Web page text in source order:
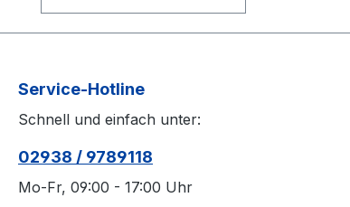
environment. Start small
and expand as needed
continuous, automatic
calibration. 3D accuracy
a 30'×30' (9m×9m)
tracking area. Range is
Service-Hotline
Schnell und einfach unter:
02938 / 9789118
Mo-Fr, 09:00 - 17:00 Uhr